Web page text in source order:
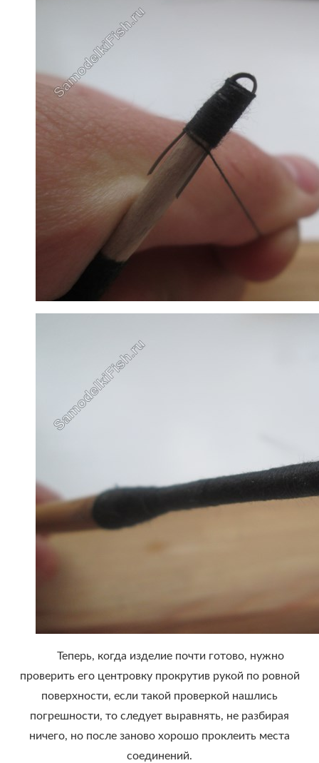
Теперь, когда изделие почти готово, нужно
проверить его центровку прокрутив рукой по ровной
поверхности, если такой проверкой нашлись
погрешности, то следует выравнять, не разбирая
ничего, но после заново хорошо проклеить места
соединений.